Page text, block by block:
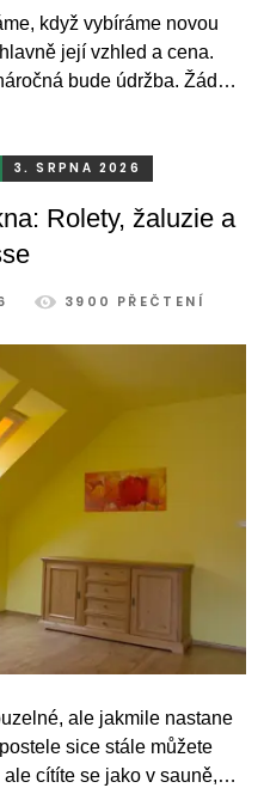
když vybíráme novou
její vzhled a cena.
bude údržba. Žádný
což se na něm dříve či
3. SRPNA 2026
Rolety, žaluzie a
3900 PŘEČTENÍ
ale jakmile nastane
sice stále můžete
cítíte se jako v sauně,